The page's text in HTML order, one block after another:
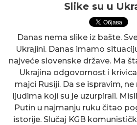
Slike su u
Danas nema slike iz bašte.
Ukrajini. Danas imamo
najveće slovenske države. Ma
Ukrajina odgovornost i
majci Rusiji. Da se ispravim,
ljudima koji su je uzurpirali.
Putin u najmanju ruku čitao
istorije. Slučaj KGB